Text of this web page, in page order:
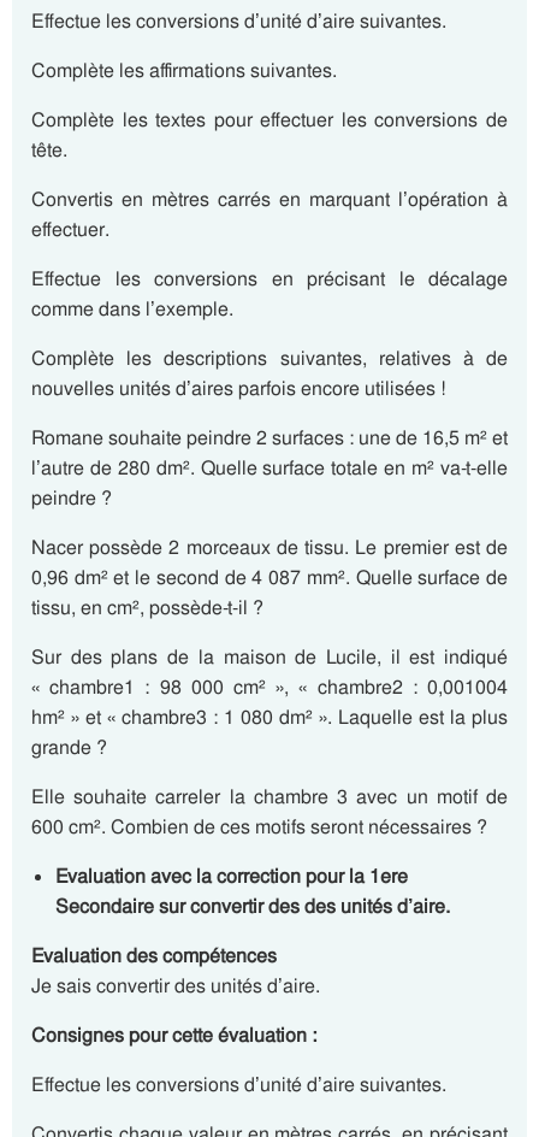
Effectue les conversions d’unité d’aire suivantes.
Complète les affirmations suivantes.
Complète les textes pour effectuer les conversions de
tête.
Convertis en mètres carrés en marquant l’opération à
effectuer.
Effectue les conversions en précisant le décalage
comme dans l’exemple.
Complète les descriptions suivantes, relatives à de
nouvelles unités d’aires parfois encore utilisées !
Romane souhaite peindre 2 surfaces : une de 16,5 m² et
l’autre de 280 dm². Quelle surface totale en m² va-t-elle
peindre ?
Nacer possède 2 morceaux de tissu. Le premier est de
0,96 dm² et le second de 4 087 mm². Quelle surface de
tissu, en cm², possède-t-il ?
Sur des plans de la maison de Lucile, il est indiqué
« chambre1 : 98 000 cm² », « chambre2 : 0,001004
hm² » et « chambre3 : 1 080 dm² ». Laquelle est la plus
grande ?
Elle souhaite carreler la chambre 3 avec un motif de
600 cm². Combien de ces motifs seront nécessaires ?
Evaluation avec la correction pour la 1ere
Secondaire sur convertir des des unités d’aire.
Evaluation des compétences
Je sais convertir des unités d’aire.
Consignes pour cette évaluation :
Effectue les conversions d’unité d’aire suivantes.